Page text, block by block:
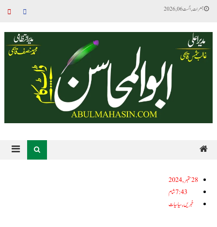
جمعرات, اگست 06, 2026
28ستمبر, 2024
7:43 شام
خبریں,سیاسیات